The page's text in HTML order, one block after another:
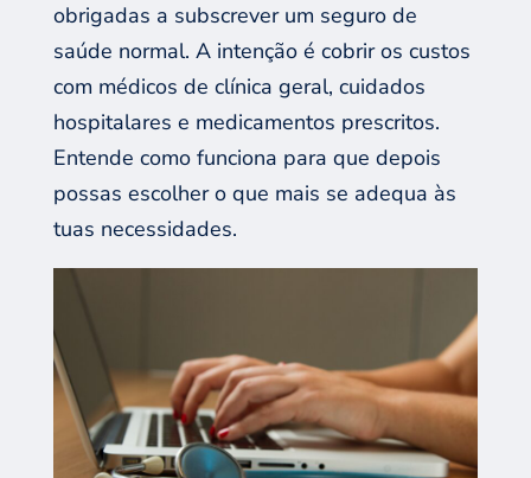
obrigadas a subscrever um seguro de
saúde normal. A intenção é cobrir os custos
com médicos de clínica geral, cuidados
hospitalares e medicamentos prescritos.
Entende como funciona para que depois
possas escolher o que mais se adequa às
tuas necessidades.